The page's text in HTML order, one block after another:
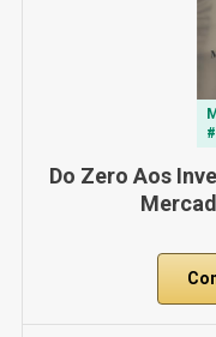
Do Zero Aos